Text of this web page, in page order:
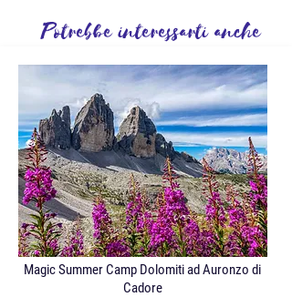
Potrebbe interessarti anche
Magic Summer Camp Dolomiti ad Auronzo di
Cadore